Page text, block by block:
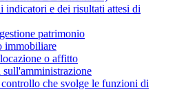
indicatori e dei risultati attesi di
patrimonio
immobiliare
o affitto
che svolge le funzioni di